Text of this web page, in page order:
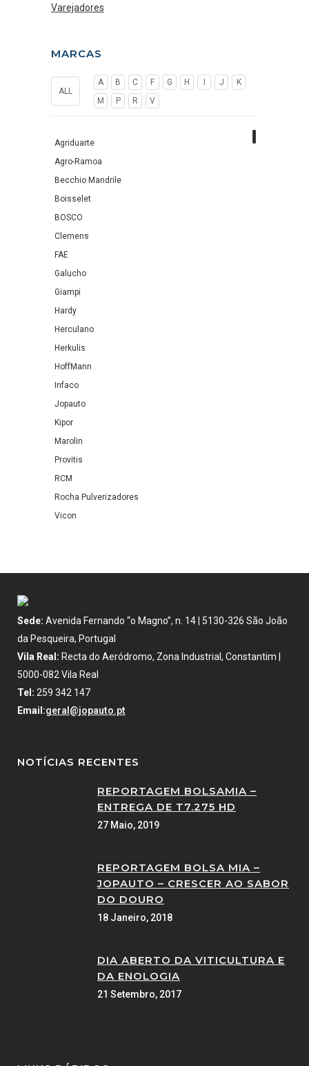
Varejadores
MARCAS
ALL
A B C F G H J
K
M
P R V
Agriduarte
Agro-Ramoa
Becchio Mandrile
Boisselet
BOSCO
Clemens
FAE
Galucho
Giampi
Hardy
Herculano
Herkulis
HoffMann
Infaco
Jopauto
Kipor
Marolin
Provitis
RCM
Rocha Pulverizadores
Vicon
Sede: Avenida Fernando “o Magno”, n. 14 | 5130-326 São João
da Pesqueira, Portugal
Vila Real: Recta do Aeródromo, Zona Industrial, Constantim |
5000-082 Vila Real
Tel: 259 342 147
Email:geral@jopauto.pt
NOTÍCIAS RECENTES
REPORTAGEM BOLSAMIA –
ENTREGA DE T7.275 HD
27 Maio, 2019
REPORTAGEM BOLSA MIA –
JOPAUTO – CRESCER AO SABOR
DO DOURO
18 Janeiro, 2018
DIA ABERTO DA VITICULTURA E
DA ENOLOGIA
21 Setembro, 2017